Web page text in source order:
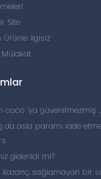
Site
Ürünle Ilgisiz
Mülakat
coco ‘ya güvenilmezmiş
asla paramı iade
giderildi mi?
sağlamayan bir